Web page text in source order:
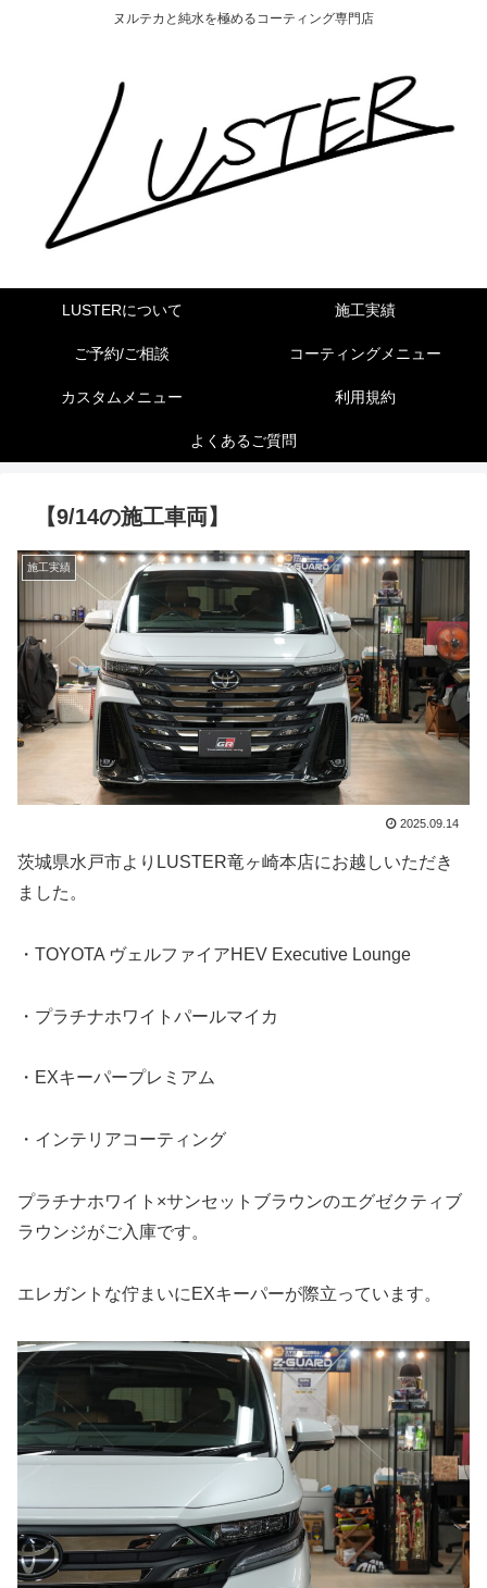
ヌルテカと純水を極めるコーティング専門店
LUSTERについて 施工実績
ご予約/ご相談 コーティングメニュー
カスタムメニュー 利用規約
よくあるご質問
【9/14の施工車両】
施工実績
2025.09.14
茨城県水戸市よりLUSTER竜ヶ崎本店にお越しいただき
ました。
・TOYOTA ヴェルファイアHEV Executive Lounge
・プラチナホワイトパールマイカ
・EXキーパープレミアム
・インテリアコーティング
プラチナホワイト×サンセットブラウンのエグゼクティブ
ラウンジがご入庫です。
エレガントな佇まいにEXキーパーが際立っています。